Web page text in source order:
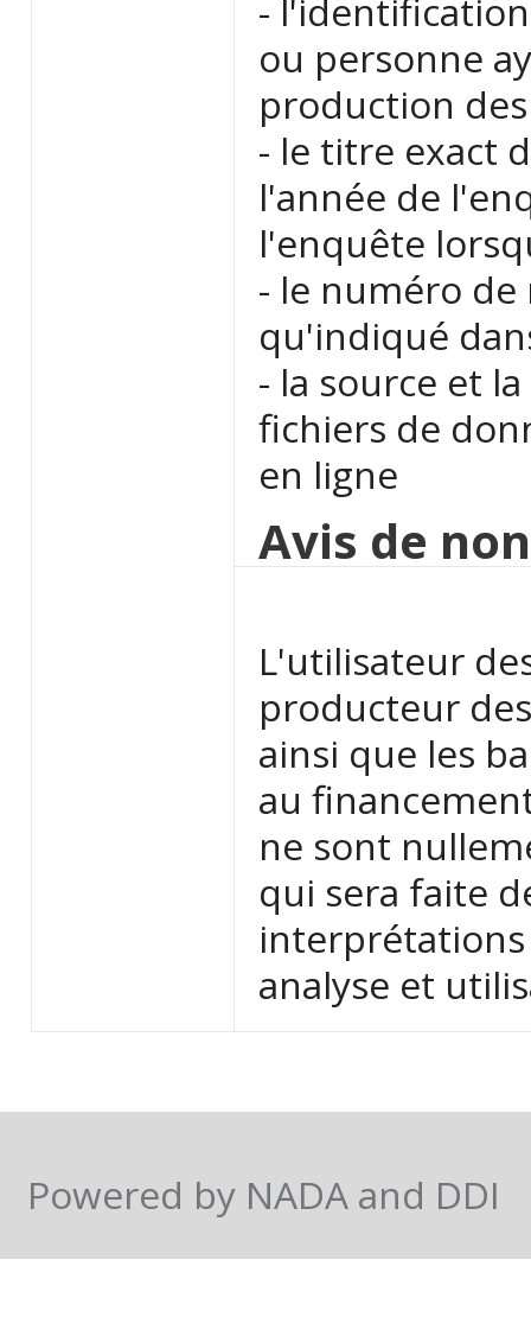
-
ou personne
production
- le titre exact
l'année de
l'enquête
- le numéro
qu'indiqué
- la source et
fichiers de
en ligne
Avis de
L'utilisateur
producteur
ainsi que les
au
ne sont
qui sera faite
analyse et
Powered by NADA and DDI